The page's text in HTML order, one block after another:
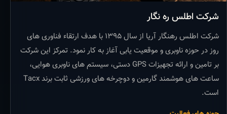
شرکت اطلس ره نگار
شرکت اطلس رهنگار آریا از سال ۱۳۹۵ با هدف ارتقاء فناوری های
روز در حوزه ناوبری و موقعیت یابی آغاز به کار نمود. تمرکز این شرکت
بر تامین و ارائه تجهیزات GPS دستی، سیستم های ناوبری هوایی،
ساعت های هوشمند گارمین و دوچرخه های ورزشی ثابت برند Tacx
است.